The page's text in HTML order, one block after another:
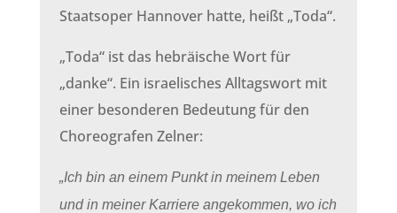
Staatsoper Hannover hatte, heißt „Toda“.
„Toda“ ist das hebräische Wort für
„danke“. Ein israelisches Alltagswort mit
einer besonderen Bedeutung für den
Choreografen Zelner:
„Ich bin an einem Punkt in meinem Leben
und in meiner Karriere angekommen, wo ich